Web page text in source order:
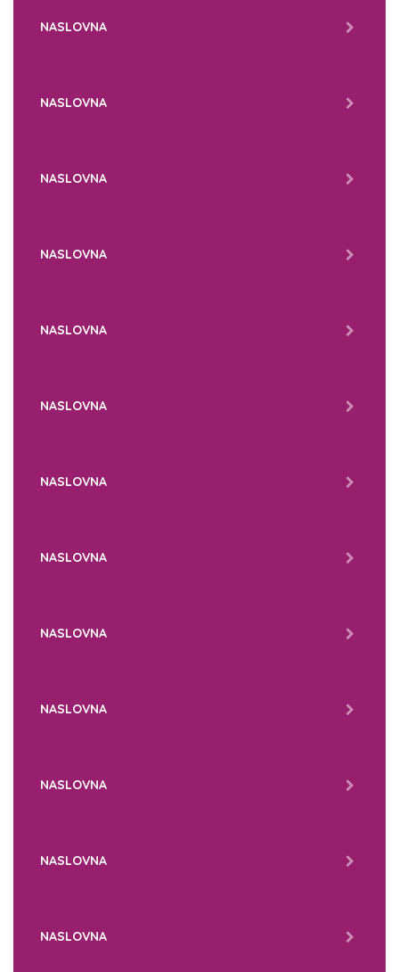
NASLOVNA
NASLOVNA
NASLOVNA
NASLOVNA
NASLOVNA
NASLOVNA
NASLOVNA
NASLOVNA
NASLOVNA
NASLOVNA
NASLOVNA
NASLOVNA
NASLOVNA